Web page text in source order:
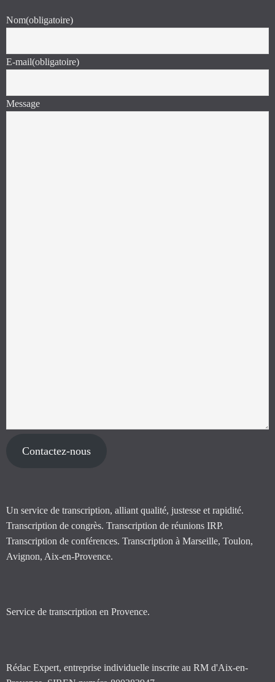
Nom(obligatoire)
E-mail(obligatoire)
Message
Contactez-nous
Un service de transcription, alliant qualité, justesse et rapidité.
Transcription de congrès. Transcription de réunions IRP.
Transcription de conférences. Transcription à Marseille, Toulon,
Avignon, Aix-en-Provence.
Service de transcription en Provence.
Rédac Expert, entreprise individuelle inscrite au RM d'Aix-en-